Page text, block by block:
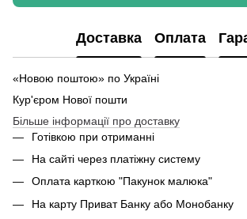
Доставка Оплата
«Новою поштою» по Україні
Кур'єром Нової пошти
Більше інформації про доставку
Готівкою при отриманні
На сайті через платіжну систему
Оплата карткою "Пакунок малюка"
На карту Приват Банку або Монобанку